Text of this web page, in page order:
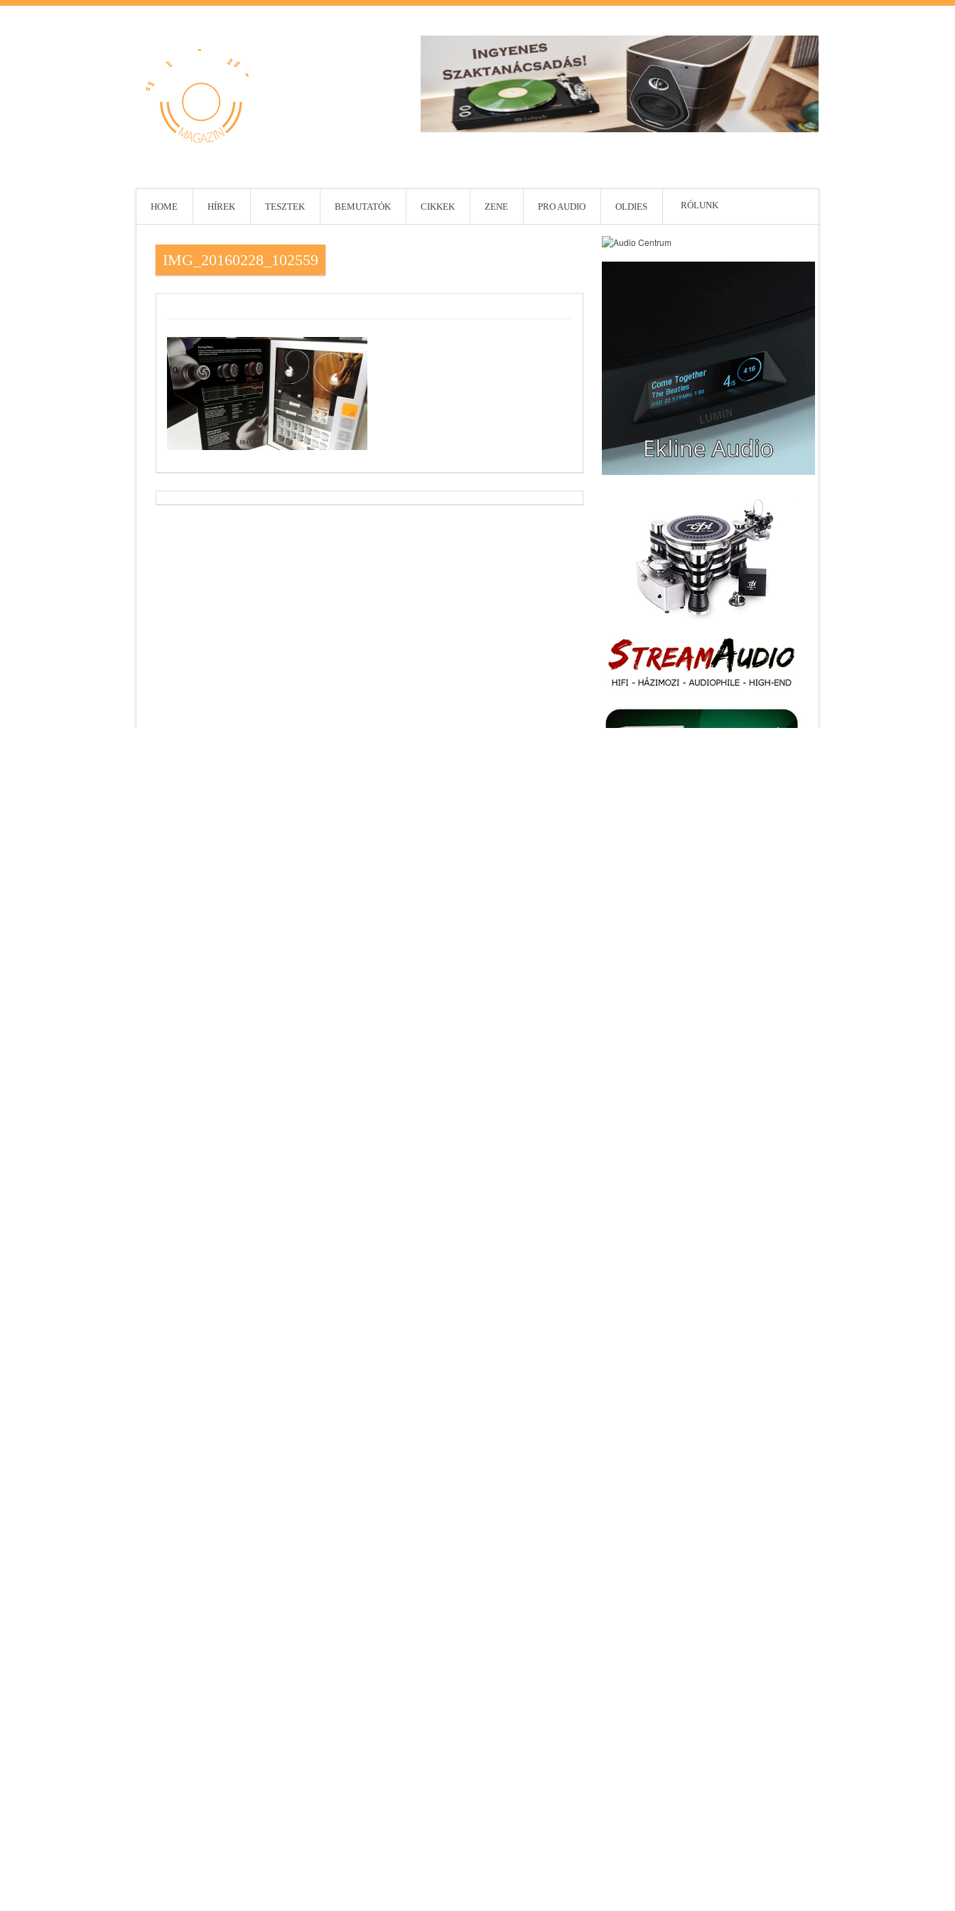
HOME HÍREK TESZTEK BEMUTATÓK CIKKEK ZENE PRO AUDIO OLDIES RÓLUNK
IMG_20160228_102559